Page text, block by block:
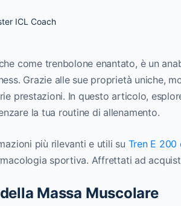
ICL Coach
come trenbolone enantato, è un
Grazie alle sue proprietà uniche,
prestazioni. In questo articolo,
la tua routine di allenamento.
più rilevanti e utili su Tren E
sportiva. Affrettati ad
Massa Muscolare